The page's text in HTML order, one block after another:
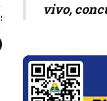
SEGOE TIMES
vivo,